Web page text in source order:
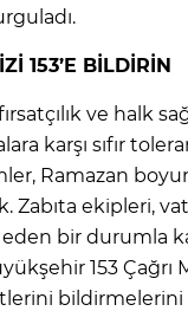
153’E BİLDİRİN
ve halk
karşı sıfır
Ramazan
Zabıta ekipleri,
eden bir durumla
153 Çağrı
bildirmelerini